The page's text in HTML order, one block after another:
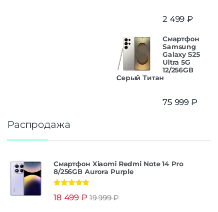
2 499 ₽
Смартфон
Samsung
Galaxy S25
Ultra 5G
12/256GB
Серый Титан
75 999 ₽
Распродажа
Смартфон Xiaomi Redmi Note 14 Pro
8/256GB Aurora Purple
из 5
18 499 ₽ 19 999₽